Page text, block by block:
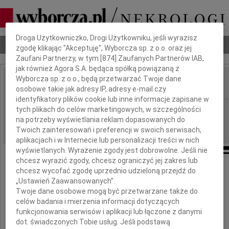
Nekrologi Odeszli Poradnik pogrzebowy
IMIĘ I NAZWISKO:
REGION: Wrocław
DATA EMISJI: 28.08.2023
Panu Mecenasowi
Bogusławowi Sołtysowi
i
Dbamy o Twoją prywatność
Droga Użytkowniczko, Drogi Użytkowniku, jeśli wyrazisz
zgodę klikając "Akceptuję", Wyborcza sp. z o.o. oraz jej
Zaufani Partnerzy, w tym [874 ] Zaufanych Partnerów IAB,
jak również Agora S.A. będąca spółką powiązaną z
Wyborcza sp. z o.o., będą przetwarzać Twoje dane
osobowe takie jak adresy IP, adresy e-mail czy
identyfikatory plików cookie lub inne informacje zapisane w
tych plikach do celów marketingowych, w szczególności
na potrzeby wyświetlania reklam dopasowanych do
Twoich zainteresowań i preferencji w swoich serwisach,
aplikacjach i w Internecie lub personalizacji treści w nich
wyświetlanych. Wyrażenie zgody jest dobrowolne. Jeśli nie
chcesz wyrazić zgody, chcesz ograniczyć jej zakres lub
chcesz wycofać zgodę uprzednio udzieloną przejdź do
„Ustawień Zaawansowanych”.
Twoje dane osobowe mogą być przetwarzane także do
celów badania i mierzenia informacji dotyczących
funkcjonowania serwisów i aplikacji lub łączone z danymi
dot. świadczonych Tobie usług. Jeśli podstawą